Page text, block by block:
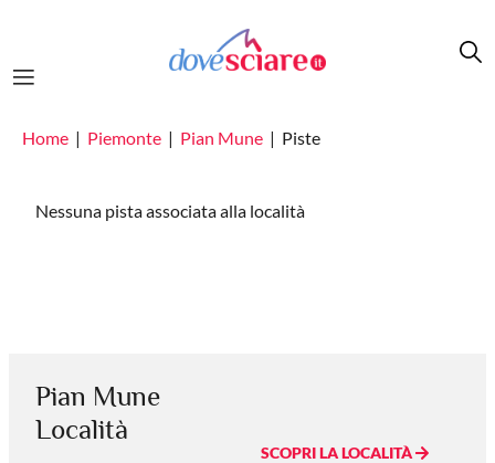
Home Piemonte Pian Mune Piste
Nessuna pista associata alla località
Pian Mune
Località
SCOPRI LA LOCALITÀ